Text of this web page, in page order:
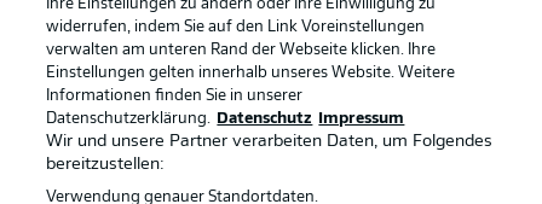
Impressum Partner
Spieler Liveticker
AGB
Ihre Einstellungen zu ändern oder Ihre Einwilligung zu
widerrufen, indem Sie auf den Link Voreinstellungen
verwalten am unteren Rand der Webseite klicken. Ihre
Einstellungen gelten innerhalb unseres Website. Weitere
Informationen finden Sie in unserer
Datenschutzerklärung.
Datenschutz Impressum
Wir und unsere Partner verarbeiten Daten, um Folgendes
bereitzustellen:
Verwendung genauer Standortdaten.